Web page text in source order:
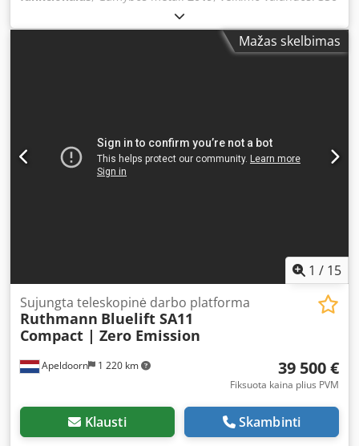
, keliamoji galia:
tipas:kitas, tuščias svoris:2 600 kg, kita apžiūra (TÜV):
, Vikšrinė platforminė
Mažas skelbimas
1 / 15
Apeldoorn 1 220 km
Sujungta teleskopinė darbo platforma
Ruthmann Bluelift SA11
Compact | Zero Emission
39 500 €
Fiksuota kaina plius PVM
Klausti Skambinti